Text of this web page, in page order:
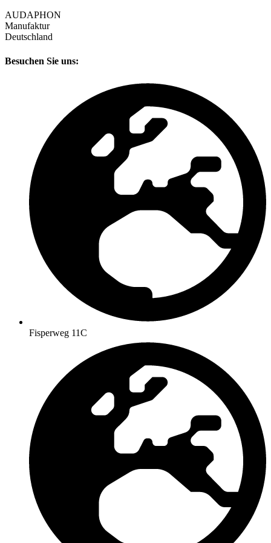
AUDAPHON
Manufaktur
Deutschland
Besuchen Sie uns:
Fisperweg 11C